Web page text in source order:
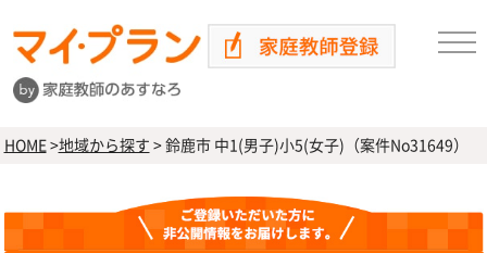
HOME>地域から探す >鈴鹿市 中1(男子)小5(女子)（案件No31649）